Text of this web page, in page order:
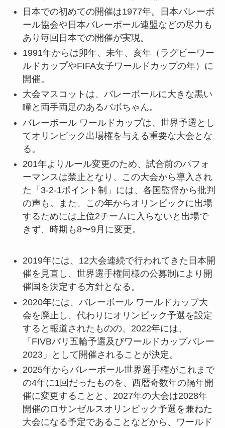
日本での初めての開催は1977年。日本バレーボ
ール協会や日本バレーボール連盟などの尽力も
あり毎回日本での開催が実現。
1991年からは卯年、未年、亥年（ラグビーワー
ルドカップやFIFA女子ワールドカップの年）に
開催。
大会マスコットは、バレーボールに大きな黒い
瞳と両手両足のあるバボちゃん。
バレーボール ワールドカップは、世界予選とし
てオリンピック出場権を与える重要な大会とな
る。
201年よりルール変更のため、試合前のパフォ
ーマンスは禁止となり、この大会から導入され
た「3-2-1ポイント制」には、各国監督から批判
の声も。また、この年からオリンピックに出場
するためには上位2チームに入らないと出場で
きず、時期も8〜9月に変更。
2019年には、12大会連続で行われてきた日本開
催を見直し、世界選手権同様の公募制により開
催国を決定する方針となる。
2020年には、バレーボール ワールドカップ大
会を廃止し、代わりにオリンピック予選を設定
すると報道されたものの、2022年には、
「FIVBパリ五輪予選及びワールドカップバレー
2023」として開催されることが決定。
2025年からバレーボール世界選手権がこれまで
の4年に1回だったものを、西暦奇数年の隔年開
催に変更することと、2027年の大会は2028年
開催のロサンゼルスオリンピック予選を兼ねた
大会になる予定であることなどから、ワールド